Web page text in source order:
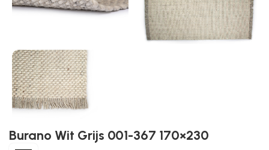
Burano Wit Grijs 001-367 170×230